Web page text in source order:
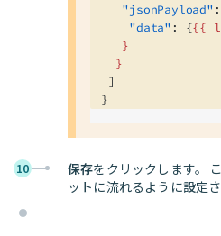
   "jsonPayload"
    "data"
: {{{
   }
  }
]
}
10 保存をクリックします。
ットに流れるように設定さ